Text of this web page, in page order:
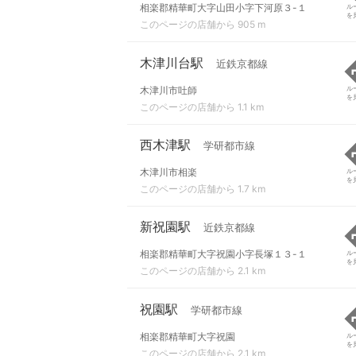
相楽郡精華町大字山田小字下河原３-１
このページの店舗から 905 m
ル
を
木津川台駅 近鉄京都線
木津川市吐師
このページの店舗から 1.1 km
ル
を
西木津駅 学研都市線
木津川市相楽
このページの店舗から 1.7 km
ル
を
新祝園駅 近鉄京都線
相楽郡精華町大字祝園小字長塚１３-１
このページの店舗から 2.1 km
ル
を
祝園駅 学研都市線
相楽郡精華町大字祝園
このページの店舗から 2.1 km
ル
を